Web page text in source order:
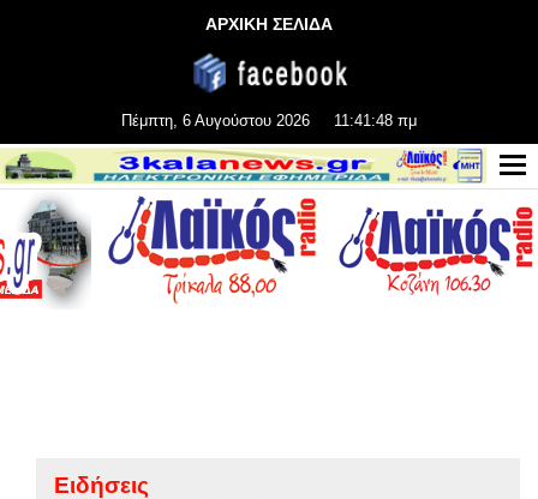
ΑΡΧΙΚΗ ΣΕΛΙΔΑ
Πέμπτη, 6 Αυγούστου 2026 11:41:49 πμ
Ειδήσεις